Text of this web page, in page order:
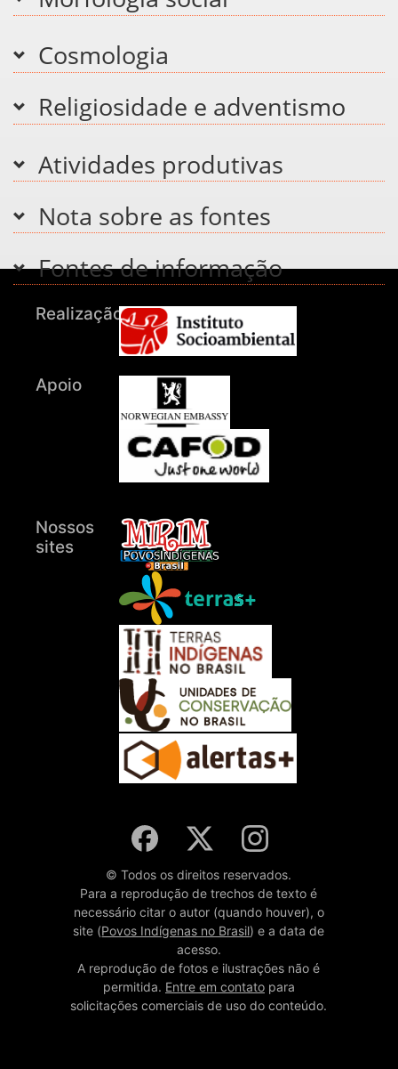
Cosmologia
Religiosidade e adventismo
Atividades produtivas
Nota sobre as fontes
Fontes de informação